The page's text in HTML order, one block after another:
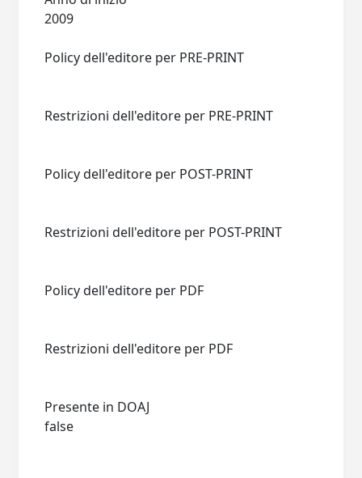
Policy dell'editore per PRE-PRINT
Restrizioni dell'editore per PRE-PRINT
Policy dell'editore per POST-PRINT
Restrizioni dell'editore per POST-PRINT
Policy dell'editore per PDF
Restrizioni dell'editore per PDF
Presente in DOAJ